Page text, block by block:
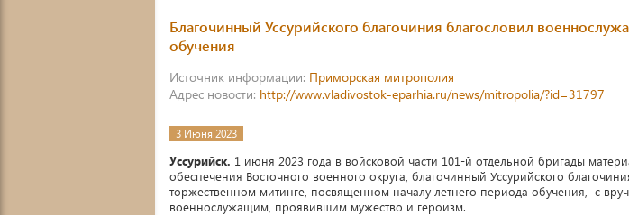
Благочинный Уссурийского благочиния благословил
обучения
Источник информации: Приморская митрополия
Адрес новости: http://www.vladivostok-eparhia.ru/news/mitropolia/?id=31797
3 Июня 2023
Уссурийск. 1 июня 2023 года в войсковой части 101-й отдельной бригады
обеспечения Восточного военного округа, благочинный Уссурийского
торжественном митинге, посвященном началу летнего периода обучения, с
военнослужащим, проявившим мужество и героизм.